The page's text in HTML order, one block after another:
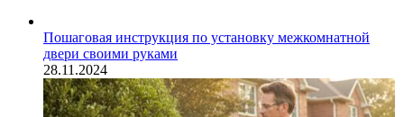
Пошаговая инструкция по установку межкомнатной
двери своими руками
28.11.2024